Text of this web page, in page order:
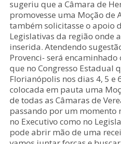
sugeriu que a Câmara de
promovesse uma Moção de
também solicitasse o apoio
Legislativas da região onde
inserida. Atendendo
Provenci- será encaminhado
que no Congresso Estadual
Florianópolis nos dias 4, 5 e
colocada em pauta uma
de todas as Câmaras de
passando por um momento
no Executivo como no
pode abrir mão de uma